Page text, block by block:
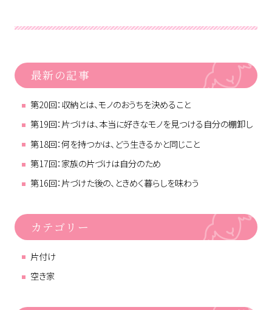
最新の記事
第20回：収納とは、モノのおうちを決めること
第19回：片づけは、本当に好きなモノを見つける自分の棚卸し
第18回：何を持つかは、どう生きるかと同じこと
第17回：家族の片づけは自分のため
第16回：片づけた後の、ときめく暮らしを味わう
カテゴリー
片付け
空き家